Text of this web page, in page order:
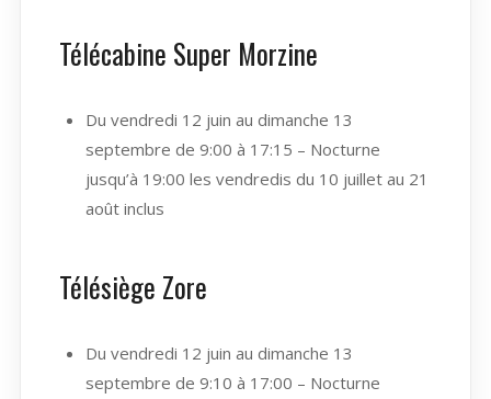
Télécabine Super Morzine
Du vendredi 12 juin au dimanche 13
septembre de 9:00 à 17:15 – Nocturne
jusqu’à 19:00 les vendredis du 10 juillet au 21
août inclus
Télésiège Zore
Du vendredi 12 juin au dimanche 13
septembre de 9:10 à 17:00 – Nocturne